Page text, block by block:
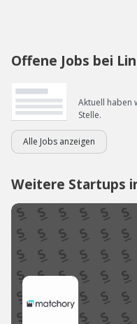
Offene Jobs bei
Aktuell haben
Stelle.
Alle Jobs anzeigen
Weitere Startups